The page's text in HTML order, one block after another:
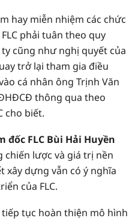
hay miễn nhiệm các chức
phải tuân theo quy
cũng như nghị quyết của
trở lại tham gia điều
cá nhân ông Trịnh Văn
thông qua theo
cho biết.
đốc FLC Bùi Hải Huyền
lược và giá trị nền
xây dựng vẫn có ý nghĩa
của FLC.
tiếp tục hoàn thiện mô hình